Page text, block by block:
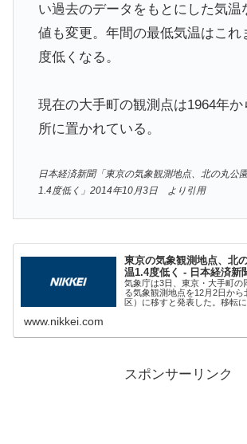
い過去のデータをもとにした気温
値も変更。年間の最低気温はこれ
度低くなる。
現在の大手町の観測点は1964年
所に置かれている。
日本経済新聞「東京の気象観測地点、北の丸
1.4度低く」2014年10月3日 より引用
東京の気象観測地点、北
温1.4度低く - 日本経済新
気象庁は3日、東京・大手町の
る気象観測地点を12月2日から
区）に移すと発表した。移転
www.nikkei.com
スポンサーリンク